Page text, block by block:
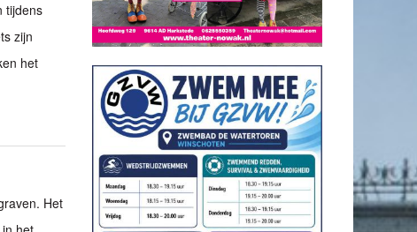
tijdens
zijn
het
Het